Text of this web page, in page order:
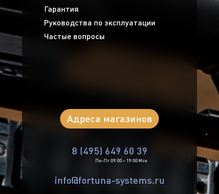
Гарантия
Руководства по эксплуатации
Частые вопросы
Адреса магазинов
8 (495) 649 60 39
Пн-Пт 09:00 – 19:00 Мск
info@fortuna-systems.ru